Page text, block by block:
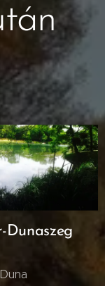
Dunaszeg